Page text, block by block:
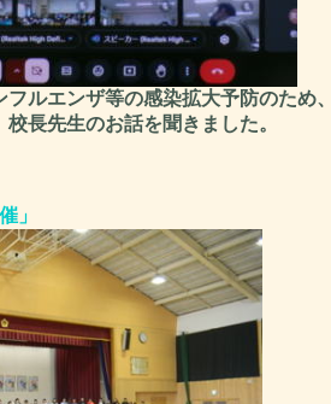
フルエンザ等の感染拡大予防のた
長先生のお話を聞きました。
」